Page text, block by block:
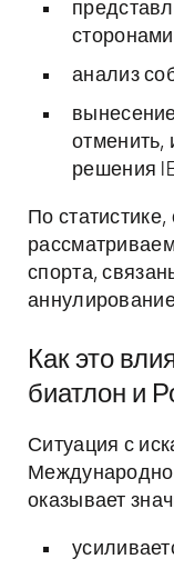
анализ
отменить,
решения
По
спорта,
Как это
биатлон и
Ситуация с
оказывает